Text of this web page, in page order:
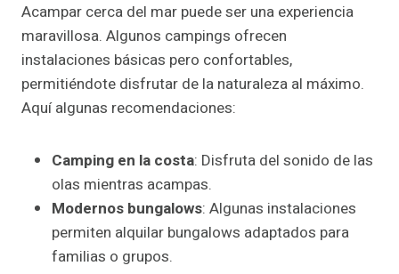
Acampar cerca del mar puede ser una experiencia
maravillosa. Algunos campings ofrecen
instalaciones básicas pero confortables,
permitiéndote disfrutar de la naturaleza al máximo.
Aquí algunas recomendaciones:
Camping en la costa: Disfruta del sonido de las
olas mientras acampas.
Modernos bungalows: Algunas instalaciones
permiten alquilar bungalows adaptados para
familias o grupos.